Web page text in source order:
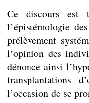
Ce discours est
l’épistémologie
prélèvement
l’opinion des
dénonce ainsi
transplantations
l’occasion de se